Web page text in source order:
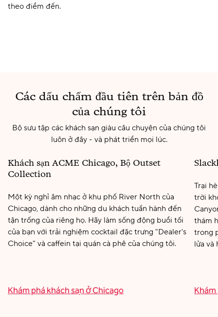
theo điểm đến.
Các dấu chấm đầu tiên trên bản đồ
của chúng tôi
Bộ sưu tập các khách sạn giàu câu chuyện của chúng tôi
luôn ở đây - và phát triển mọi lúc.
Khách sạn ACME Chicago, Bộ Outset
Collection
Illinois, Hoa Kỳ
Một kỳ nghỉ âm nhạc ở khu phố River North của
Chicago, dành cho những du khách tuần hành đến
tận trống của riêng họ. Hãy làm sống động buổi tối
của bạn với trải nghiệm cocktail đặc trưng "Dealer's
Choice" và caffein tại quán cà phê của chúng tôi.
Khám phá khách sạn ở Chicago
Trại
trời
thám
trong
lửa và
Khám